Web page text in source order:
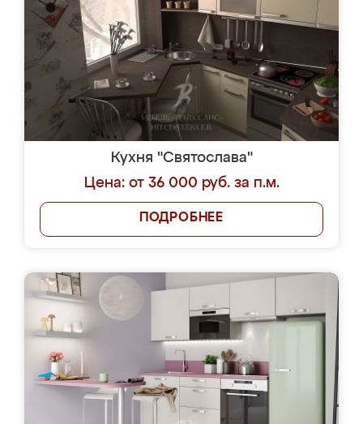
Кухня "Святослава"
Цена: от 36 000 руб. за п.м.
ПОДРОБНЕЕ